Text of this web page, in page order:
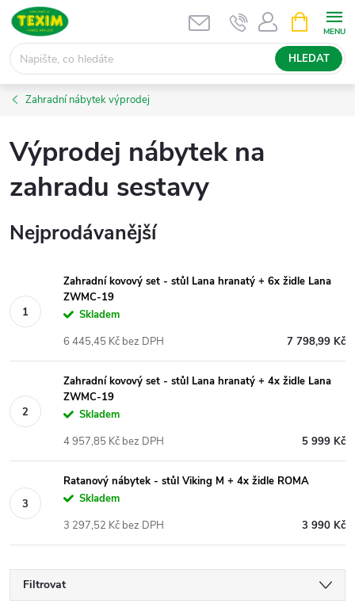
Přejít
obsah
HLEDAT
NÁKUPNÍ
KOŠÍK
Zahradní nábytek výprodej
Výprodej nábytek na
zahradu sestavy
Nejprodávanější
Zahradní kovový set - stůl Lana hranatý + 6x židle Lana
ZWMC-19
Skladem
7 798,99 Kč
6 445,45 Kč bez DPH
Zahradní kovový set - stůl Lana hranatý + 4x židle Lana
ZWMC-19
Skladem
5 999 Kč
4 957,85 Kč bez DPH
Ratanový nábytek - stůl Viking M + 4x židle ROMA
Skladem
3 990 Kč
3 297,52 Kč bez DPH
Filtrovat